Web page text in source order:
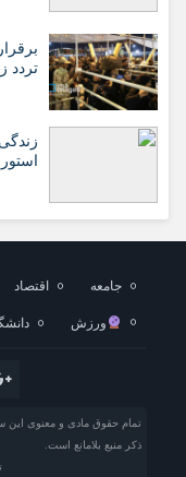
تردد
جامعه اقتصاد
ورزش
تمام حقوق مادی و معنوی این
ذکر منبع بلامانع است.